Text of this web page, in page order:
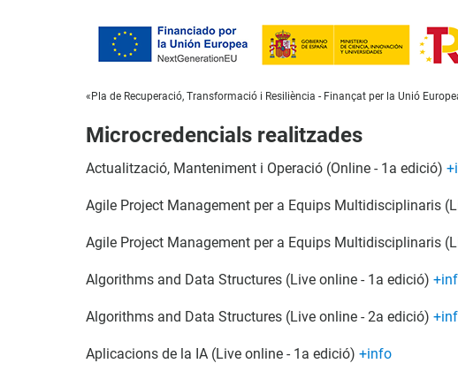
«Pla de Recuperació, Transformació i Resiliència - Finançat per la Unió
Microcredencials realitzades
Actualització, Manteniment i Operació (Online - 1a edició)
Agile Project Management per a Equips Multidisciplinaris
Agile Project Management per a Equips Multidisciplinaris
Algorithms and Data Structures (Live online - 1a edició)
Algorithms and Data Structures (Live online - 2a edició)
Aplicacions de la IA (Live online - 1a edició) +info